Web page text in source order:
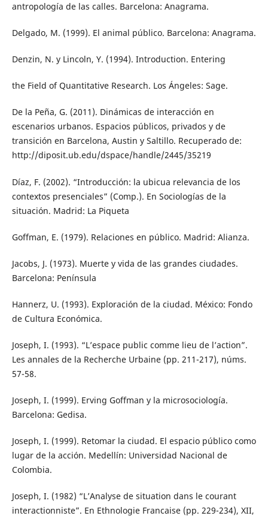
antropología de las calles. Barcelona: Anagrama.
Delgado, M. (1999). El animal público. Barcelona: Anagrama.
Denzin, N. y Lincoln, Y. (1994). Introduction. Entering
the Field of Quantitative Research. Los Ángeles: Sage.
De la Peña, G. (2011). Dinámicas de interacción en
escenarios urbanos. Espacios públicos, privados y de
transición en Barcelona, Austin y Saltillo. Recuperado de:
http://diposit.ub.edu/dspace/handle/2445/35219
Díaz, F. (2002). “Introducción: la ubicua relevancia de los
contextos presenciales” (Comp.). En Sociologías de la
situación. Madrid: La Piqueta
Goffman, E. (1979). Relaciones en público. Madrid: Alianza.
Jacobs, J. (1973). Muerte y vida de las grandes ciudades.
Barcelona: Península
Hannerz, U. (1993). Exploración de la ciudad. México: Fondo
de Cultura Económica.
Joseph, I. (1993). “L’espace public comme lieu de l’action”.
Les annales de la Recherche Urbaine (pp. 211-217), núms.
57-58.
Joseph, I. (1999). Erving Goffman y la microsociología.
Barcelona: Gedisa.
Joseph, I. (1999). Retomar la ciudad. El espacio público como
lugar de la acción. Medellín: Universidad Nacional de
Colombia.
Joseph, I. (1982) “L’Analyse de situation dans le courant
interactionniste”. En Ethnologie Francaise (pp. 229-234), XII,